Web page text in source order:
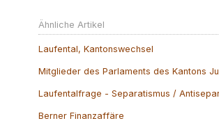
Ähnliche Artikel
Laufental, Kantonswechsel
Mitglieder des Parlaments des Kantons
Laufentalfrage - Separatismus /
Berner Finanzaffäre